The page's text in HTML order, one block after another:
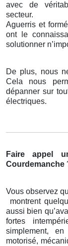
avec de
secteur.
Aguerris et
ont le
solutionner
De plus, nous
Cela nous
dépanner sur
électriques.
Faire appel
Courdemanche
Vous observez
montrent
aussi bien
fortes
simplement,
motorisé,